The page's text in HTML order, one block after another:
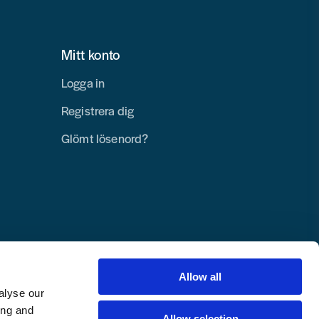
our
and
Allow all
Mitt konto
Logga in
Registrera dig
Glömt lösenord?